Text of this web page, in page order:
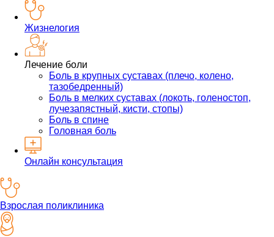
Жизнелогия
Лечение боли
Боль в крупных суставах (плечо, колено,
тазобедренный)
Боль в мелких суставах (локоть, голеностоп,
лучезапястный, кисти, стопы)
Боль в спине
Головная боль
Онлайн консультация
Взрослая поликлиника